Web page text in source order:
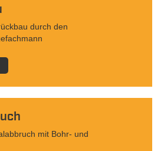
durch den
mit Bohr- und